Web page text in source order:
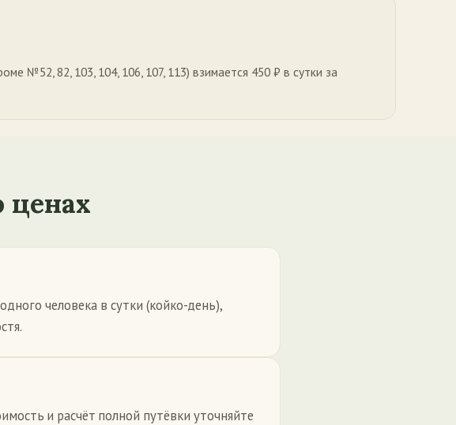
№52, 82, 103, 104, 106, 107, 113) взимается 450 ₽ в сутки за
ценах
человека в сутки (койко-день),
и расчёт полной путёвки уточняйте